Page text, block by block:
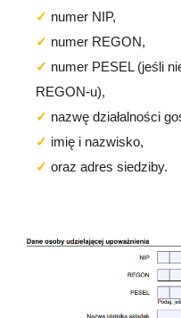
numer NIP,
numer REGON,
numer PESEL (jeśli
REGON-u),
nazwę działalności
imię i nazwisko,
oraz adres siedziby.